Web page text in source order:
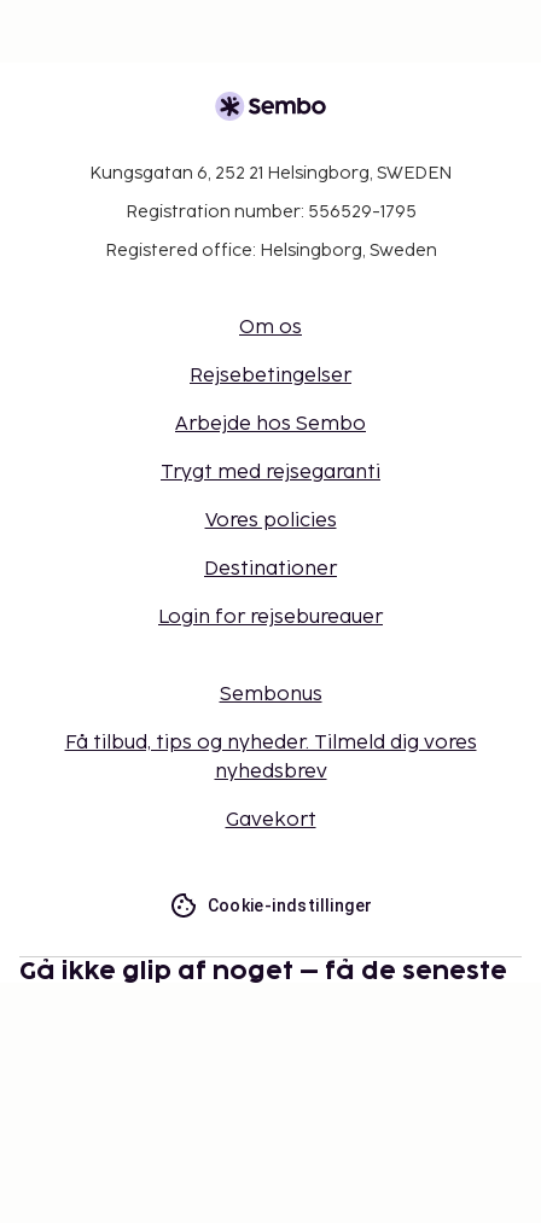
Kungsgatan 6, 252 21 Helsingborg, SWEDEN
Registration number: 556529-1795
Registered office: Helsingborg, Sweden
Om os
Rejsebetingelser
Arbejde hos Sembo
Trygt med rejsegaranti
Vores policies
Destinationer
Login for rejsebureauer
Sembonus
Få tilbud, tips og nyheder. Tilmeld dig vores
nyhedsbrev
Gavekort
Cookie-indstillinger
Gå ikke glip af noget – få de seneste